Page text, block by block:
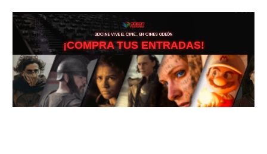
3DCINE VIVE EL CINE… EN CINES ODEÓN
¡COMPRA TUS ENTRADAS!